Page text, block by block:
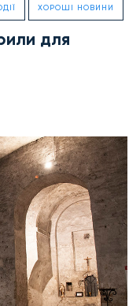
ХОРОШІ НОВИНИ
для